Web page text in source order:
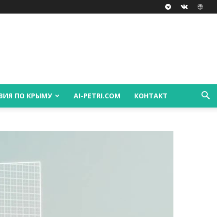
ПО КРЫМУ AI-PETRI.COM КОНТАКТ